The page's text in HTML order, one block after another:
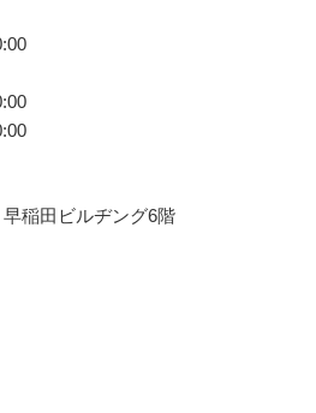
稲田ビルヂング6階